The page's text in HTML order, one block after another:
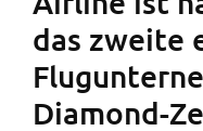
das zweite
Diamond-